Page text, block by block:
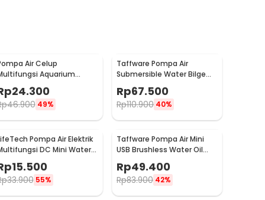
Air Celup
Aquarium
Submersible Pump 12V 6W
YX-385
24.300
46.900 49%
Taffware Pompa Air
Submersible Water Bilge
Pump 12 V - CH8028
Rp67.500
Rp110.900 40%
Pompa Air Elektrik
DC Mini Water
15.500
33.900 55%
Taffware Pompa Air Mini
USB Brushless Water Oil
QR30A
Rp49.400
Rp83.900 42%